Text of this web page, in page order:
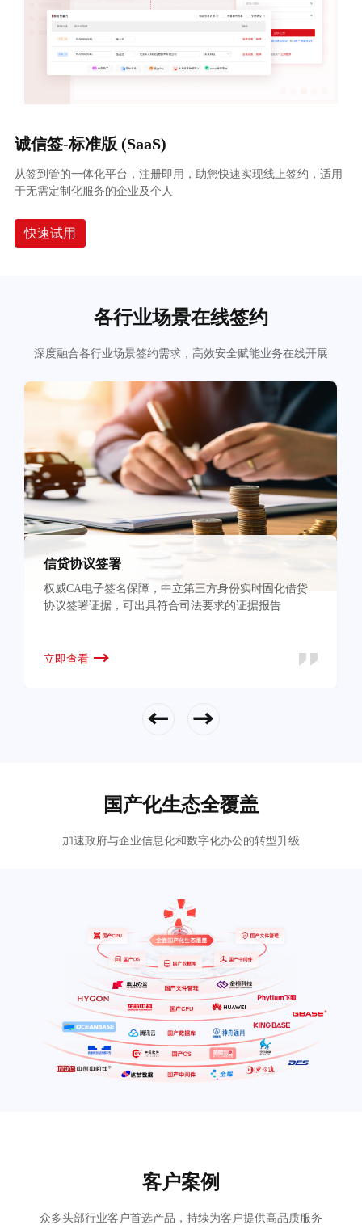
诚信签-标准版 (SaaS)
从签到管的一体化平台，注册即用，助您快速实现线上签约，适用
于无需定制化服务的企业及个人
快速试用
各行业场景在线签约
深度融合各行业场景签约需求，高效安全赋能业务在线开展
信贷协议签署
权威CA电子签名保障，中立第三方身份实时固化借贷
协议签署证据，可出具符合司法要求的证据报告
立即查看
国产化生态全覆盖
加速政府与企业信息化和数字化办公的转型升级
客户案例
众多头部行业客户首选产品，持续为客户提供高品质服务